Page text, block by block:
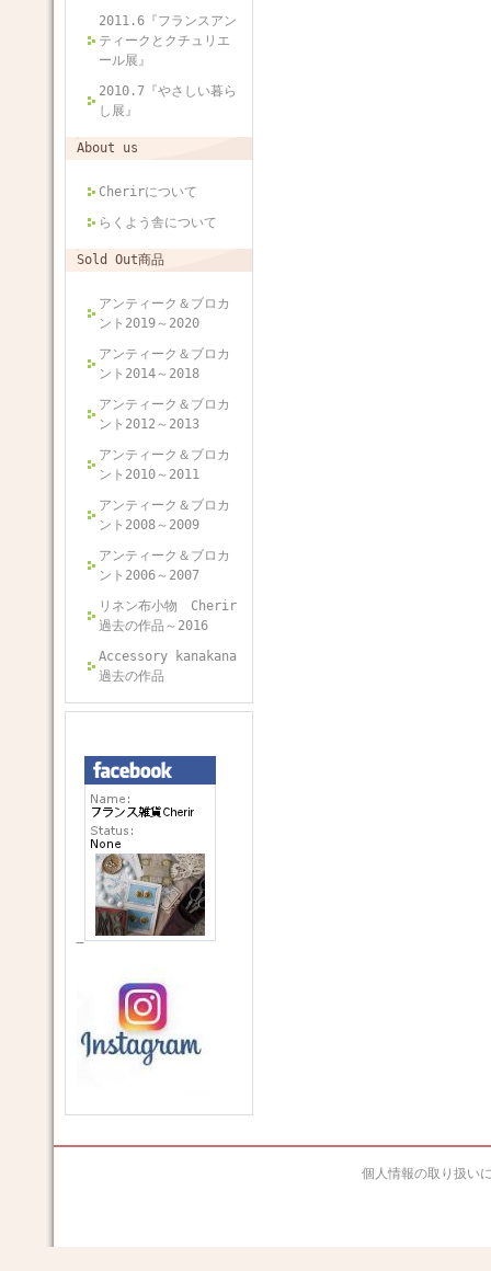
2011.6『フランスアン
ティークとクチュリエ
ール展』
2010.7『やさしい暮ら
し展』
About us
Cherirについて
らくよう舎について
Sold Out商品
アンティーク＆ブロカ
ント2019～2020
アンティーク＆ブロカ
ント2014～2018
アンティーク＆ブロカ
ント2012～2013
アンティーク＆ブロカ
ント2010～2011
アンティーク＆ブロカ
ント2008～2009
アンティーク＆ブロカ
ント2006～2007
リネン布小物 Cherir
過去の作品～2016
Accessory kanakana
過去の作品
個人情報の取り扱い